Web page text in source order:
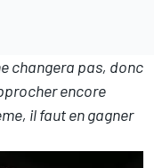
changera pas, donc
encore
il faut en gagner